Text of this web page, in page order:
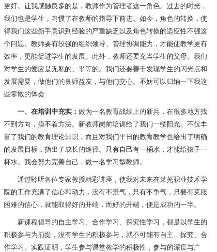
更好。让我感触良多的是，教师作为管理者这一角色。过去的时光，
我们也是学生，习惯了在教师的指导下前进。如今，角色的转换，使
得我们这些新手意识到经验的严重缺乏以及角色转换的适应性不强这
个问题。教师要有较强的组织领导、管理协调能力，才能使教学更有
效率，更能促进学生的发展。此外，教师还要充当学生的父母。我们
对学生的爱应是无私的、平等的。我们还要善于发现学生的闪光点和
发展需要，做他们的良师益友，与他们交心。不妨可以归纳一下我这
些零散的体会
一、在培训中充实： 做为一名教育战线上的新兵，在很多地方找
不到方向，摸不着方法。新教师岗前培训给了我们一缕阳光。不仅丰
富了我们的教育理论知识，而且对我们平日的教育教学也给出了明确
的发展目标，指出了成长的途径。只有自己有一桶水，才能给孩子一
杯水。我会努力完善自己，做一名学习型教师。
通过聆听各位专家教授精彩讲座，使我对未来在莱芜职业技术学
院的工作充满了信心和动力，没有不景气，只有不争气，只要有克服
困难的信心，就能取得好的开端，而好的开端，便是成功的一半。
新课程倡导的自主学习、合作学习、探究性学习，都是以学生的
积极参与为前提，没有学生的积极参与，就不可能有自主、探究、合
作学习。实践证明，学生参与课堂教学的积极性，参与的深度与广